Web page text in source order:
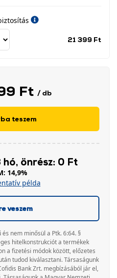
21 399 Ft
Ft / db
teszem
önrész: 0 Ft
14,9%
példa
veszem
nem minősül a Ptk. 6:64. §
hitelkonstrukciót a termékek
a fizetési módok között, előzetes
tudod kiválasztani. Társaságunk
Bank Zrt. megbízásából jár el,